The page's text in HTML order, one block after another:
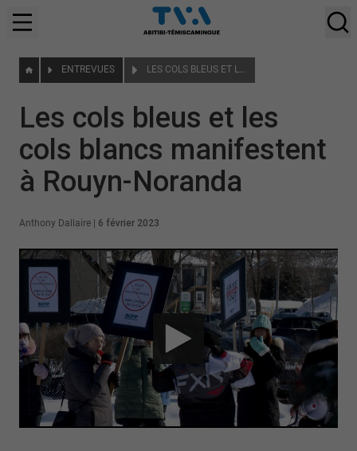
ENTREVUES LES COLS BLEUS ET LES COLS BLANCS MANIFESTENT À ROUYN-NORANDA
Les cols bleus et les
cols blancs manifestent
à Rouyn-Noranda
Anthony Dallaire 6 février 2023